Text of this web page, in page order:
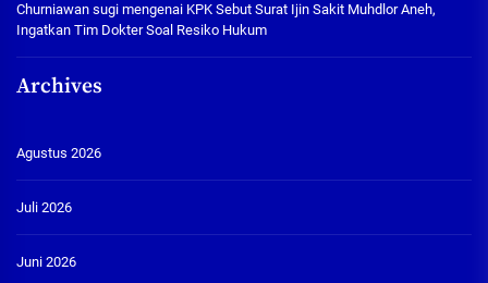
Churniawan sugi mengenai KPK Sebut Surat Ijin Sakit Muhdlor Aneh,
Ingatkan Tim Dokter Soal Resiko Hukum
Archives
Agustus 2026
Juli 2026
Juni 2026